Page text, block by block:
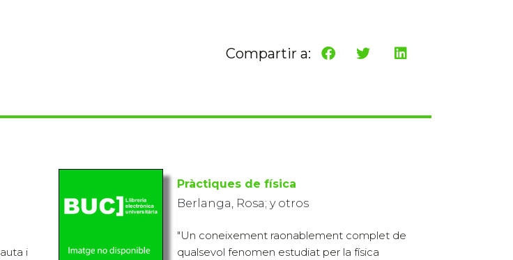
Compartir a:
i
Pràctiques de física
Berlanga, Rosa; y otros
"Un coneixement raonablement complet de
qualsevol fenomen estudiat per la física